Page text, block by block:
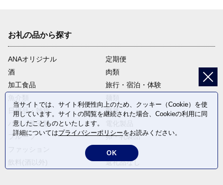
お礼の品から探す
ANAオリジナル
定期便
酒
肉類
加工食品
旅行・宿泊・体験
日用品・雑貨
野菜
パン・菓子類
フルーツ
卵・乳製品
米・穀物
返礼品なし
当サイトでは、サイト利便性向上のため、クッキー（Cookie）を使
用しています。サイトの閲覧を継続された場合、Cookieの利用に同
意したことものといたします。
詳細についてはプライバシーポリシーをお読みください。
OK